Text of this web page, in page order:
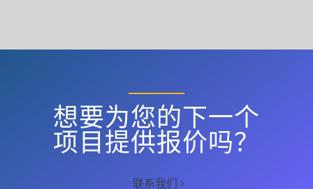
想要为您的下一个
项目提供报价吗？
联系我们